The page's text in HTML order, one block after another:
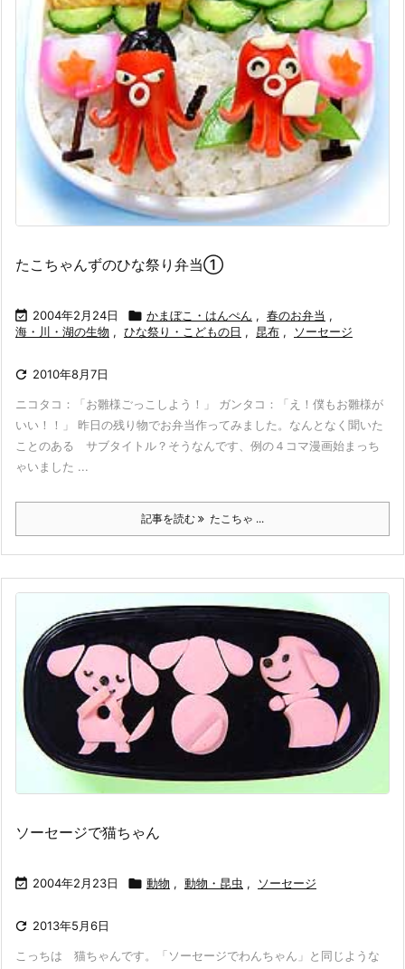
たこちゃんずのひな祭り弁当①
 2004年2月24日  かまぼこ・はんぺん , 春のお弁当 ,
海・川・湖の生物 , ひな祭り・こどもの日 , 昆布 , ソーセージ
 2010年8月7日
ニコタコ：「お雛様ごっこしよう！」 ガンタコ：「え！僕もお雛様が
いい！！」 昨日の残り物でお弁当作ってみました。なんとなく聞いた
ことのある サブタイトル？そうなんです、例の４コマ漫画始まっち
ゃいました ...
記事を読む たこちゃ ...
ソーセージで猫ちゃん
 2004年2月23日  動物 , 動物・昆虫 , ソーセージ
 2013年5月6日
こっちは 猫ちゃんです。「ソーセージでわんちゃん」と同じような